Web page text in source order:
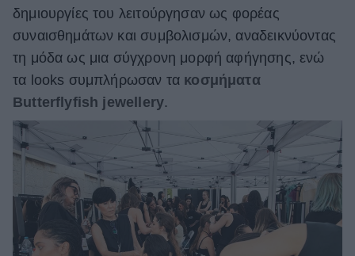
δημιουργίες του λειτούργησαν ως φορέας
συναισθημάτων και συμβολισμών, αναδεικνύοντας
τη μόδα ως μια σύγχρονη μορφή αφήγησης, ενώ
τα looks συμπλήρωσαν τα κοσμήματα
Butterflyfish jewellery.